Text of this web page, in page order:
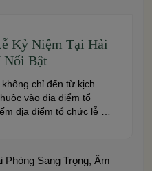
Kỷ Niệm Tại Hải
Nổi Bật
chỉ đến từ kịch
vào địa điểm tổ
địa điểm tổ chức lễ kỷ